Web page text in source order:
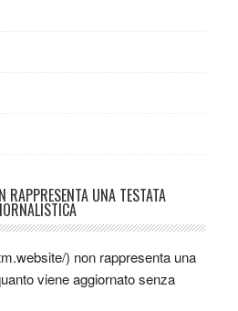
RAPPRESENTA UNA TESTATA
) non rappresenta una
viene aggiornato senza